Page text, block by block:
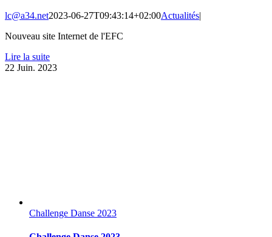
lc@a34.net2023-06-27T09:43:14+02:00Actualités|
Nouveau site Internet de l'EFC
Lire la suite
22 Juin. 2023
Challenge Danse 2023